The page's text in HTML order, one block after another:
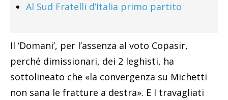
Al Sud Fratelli d’Italia primo partito
Il ‘Domani’, per l’assenza al voto Copasir,
perché dimissionari, dei 2 leghisti, ha
sottolineato che «la convergenza su Michetti
non sana le fratture a destra». E I travagliati